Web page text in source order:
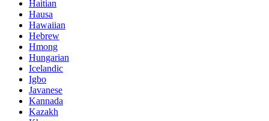
Haitian
Hausa
Hawaiian
Hebrew
Hmong
Hungarian
Icelandic
Igbo
Javanese
Kannada
Kazakh